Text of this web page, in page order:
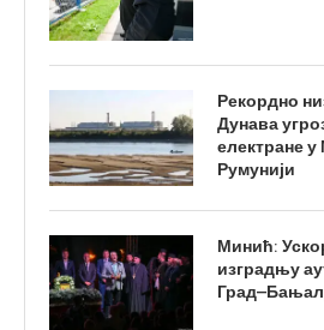
Рекордно
Дунава
електране у
Румунији
Минић:
изградњу